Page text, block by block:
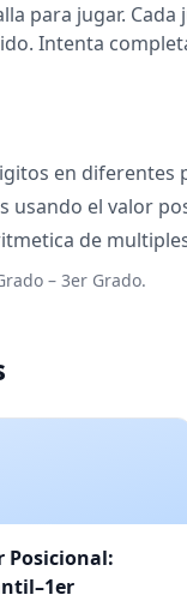
para jugar.
Intenta
en diferentes
usando el valor
de
– 3er Grado.
Posicional: